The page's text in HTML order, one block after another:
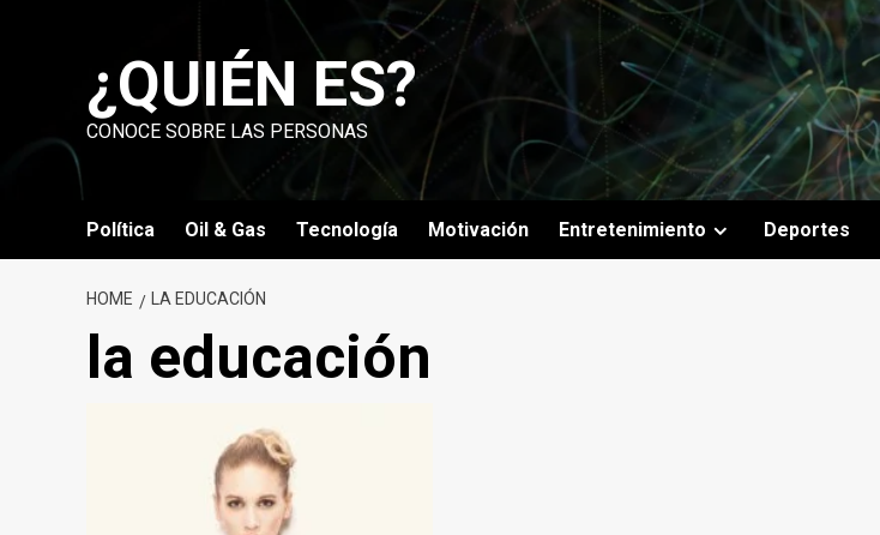
¿QUIÉN ES?
CONOCE SOBRE LAS PERSONAS
Política Oil & Gas Tecnología Motivación Entretenimiento Deportes
HOME LA EDUCACIÓN
la educación